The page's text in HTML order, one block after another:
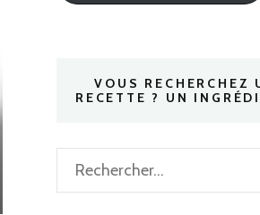
VOUS RECHERCHEZ
RECETTE ? UN
Rechercher :